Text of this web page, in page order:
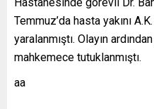
Temmuz’da hasta yakını
yaralanmıştı. Olayın
mahkemece tutuklanmıştı.
aa